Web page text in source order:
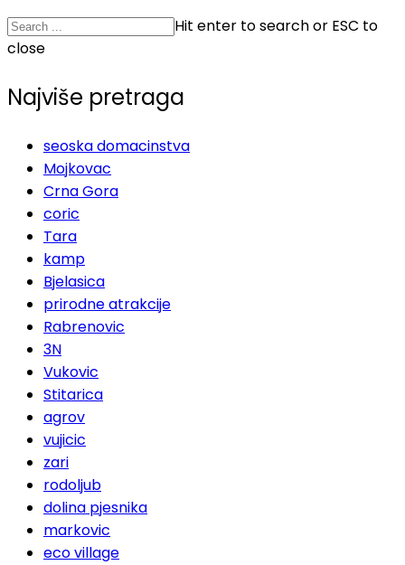
Hit enter to search or ESC to
close
Najviše pretraga
seoska domacinstva
Mojkovac
Crna Gora
coric
Tara
kamp
Bjelasica
prirodne atrakcije
Rabrenovic
3N
Vukovic
Stitarica
agrov
vujicic
zari
rodoljub
dolina pjesnika
markovic
eco village